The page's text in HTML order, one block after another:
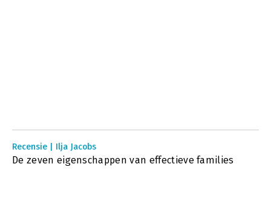
Recensie | Ilja Jacobs
De zeven eigenschappen van effectieve families